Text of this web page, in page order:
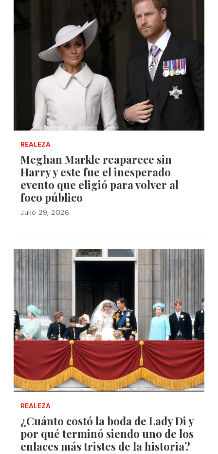
REALEZA
Meghan Markle reaparece sin
Harry y este fue el inesperado
evento que eligió para volver al
foco público
Julio 29, 2026
REALEZA
¿Cuánto costó la boda de Lady Di y
por qué terminó siendo uno de los
enlaces más tristes de la historia?